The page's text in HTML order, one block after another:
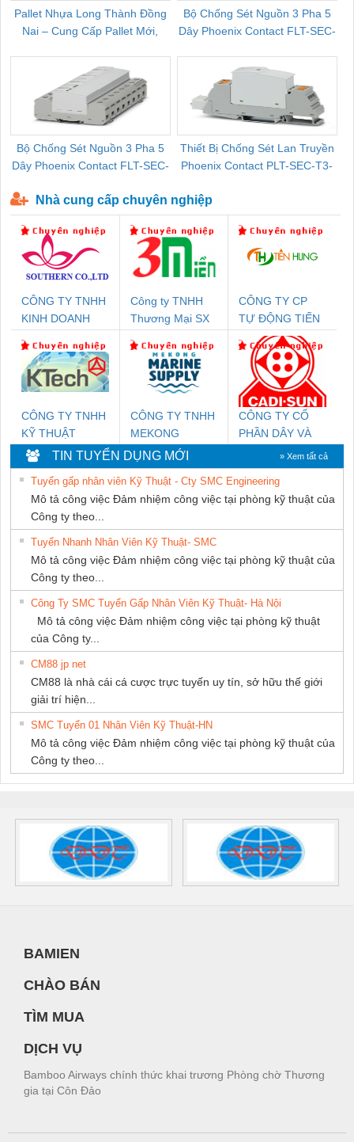
Pallet Nhựa Long Thành Đồng
Nai – Cung Cấp Pallet Mới,
Bộ Chống Sét Nguồn 3 Pha 5
Dây Phoenix Contact FLT-SEC-
Bộ Chống Sét Nguồn 3 Pha 5
Dây Phoenix Contact FLT-SEC-
Thiết Bị Chống Sét Lan Truyền
Phoenix Contact PLT-SEC-T3-
Nhà cung cấp chuyên nghiệp
CÔNG TY TNHH
KINH DOANH
PHƯƠNG NAM
Công ty TNHH
Thương Mại SX
CÔNG TY CP
TỰ ĐỘNG TIẾN
HƯNG
CÔNG TY TNHH
KỸ THUẬT
KTECH VIỆT
NAM
CÔNG TY TNHH
MEKONG
MARINE
SUPPLY
CÔNG TY CỔ
PHẦN DÂY VÀ
CÁP ĐIỆN
THƯỢNG ĐÌNH
TIN TUYỂN DỤNG MỚI » Xem tất cả
Tuyển gấp nhân viên Kỹ Thuật - Cty SMC Engineering
Mô tả công việc Đảm nhiệm công việc tại phòng kỹ thuật của
Công ty theo...
Tuyển Nhanh Nhân Viên Kỹ Thuật- SMC
Mô tả công việc Đảm nhiệm công việc tại phòng kỹ thuật của
Công ty theo...
Công Ty SMC Tuyển Gấp Nhân Viên Kỹ Thuật- Hà Nội
Mô tả công việc Đảm nhiệm công việc tại phòng kỹ thuật
của Công ty...
CM88 jp net
CM88 là nhà cái cá cược trực tuyến uy tín, sở hữu thế giới
giải trí hiện...
SMC Tuyển 01 Nhân Viên Kỹ Thuật-HN
Mô tả công việc Đảm nhiệm công việc tại phòng kỹ thuật của
Công ty theo...
BAMIEN
CHÀO BÁN
TÌM MUA
DỊCH VỤ
Bamboo Airways chính thức khai trương Phòng chờ Thương
gia tại Côn Đảo